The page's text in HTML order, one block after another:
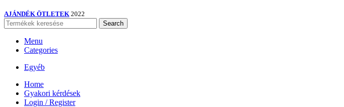
AJÁNDÉK ÖTLETEK 2022
Search
Menu
Categories
Egyéb
Home
Gyakori kérdések
Login / Register